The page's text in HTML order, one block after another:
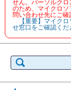
せん。パーソルク
のため、マイクロ
問い合わせ先にご確
【重要】マイク
せ窓口をご確認くだ
索: